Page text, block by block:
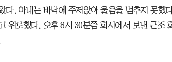
다. 아내는 바닥에 주저앉아 울음을 멈추지 못했
위로했다. 오후 8시 30분쯤 회사에서 보낸 근조